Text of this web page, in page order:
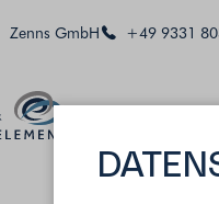
Zenns GmbH +49 9331